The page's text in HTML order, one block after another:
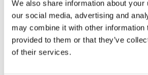
We also share information about your
our social media, advertising and
may combine it with other information
provided to them or that they’ve
of their services.
Tres historias de
deporte y salud en
Sudamérica
30 de julio de 2026